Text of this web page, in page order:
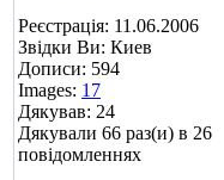
Реєстрація: 11.06.2006
Звідки Ви: Киев
Дописи: 594
Images: 17
Дякував: 24
Дякували 66 раз(и) в 26
повідомленнях